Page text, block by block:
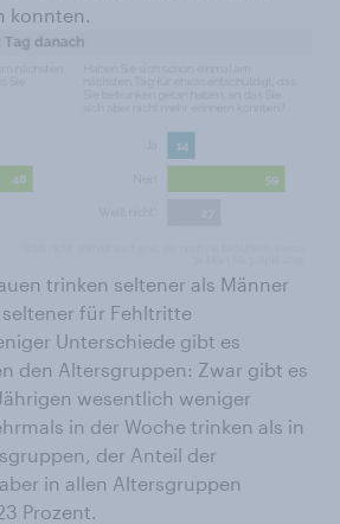
konnten.
trinken seltener als Männer
für Fehltritte
Unterschiede gibt es
den Altersgruppen: Zwar gibt es
wesentlich weniger
in der Woche trinken als in
der Anteil der
in allen Altersgruppen
Prozent.